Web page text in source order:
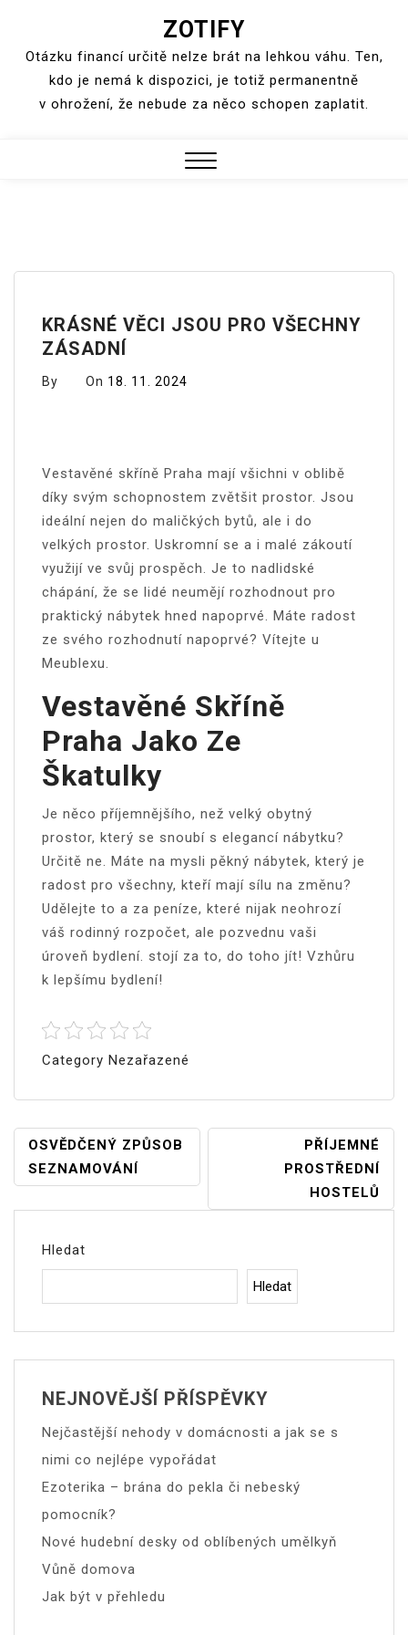
content
ZOTIFY
Otázku financí určitě nelze brát na lehkou váhu. Ten,
kdo je nemá k dispozici, je totiž permanentně
v ohrožení, že nebude za něco schopen zaplatit.
KRÁSNÉ VĚCI JSOU PRO VŠECHNY
ZÁSADNÍ
By On 18. 11. 2024
Vestavěné skříně Praha mají všichni v oblibě
díky svým schopnostem zvětšit prostor. Jsou
ideální nejen do maličkých bytů, ale i do
velkých prostor. Uskromní se a i malé zákoutí
využijí ve svůj prospěch. Je to nadlidské
chápání, že se lidé neumějí rozhodnout pro
praktický nábytek hned napoprvé. Máte radost
ze svého rozhodnutí napoprvé? Vítejte u
Meublexu.
Vestavěné Skříně
Praha Jako Ze
Škatulky
Je něco příjemnějšího, než velký obytný
prostor, který se snoubí s elegancí nábytku?
Určitě ne. Máte na mysli pěkný nábytek, který je
radost pro všechny, kteří mají sílu na změnu?
Udělejte to a za peníze, které nijak neohrozí
váš rodinný rozpočet, ale pozvednu vaši
úroveň bydlení. stojí za to, do toho jít! Vzhůru
k lepšímu bydlení!
Category Nezařazené
Navigace
Pro
Příspěvek
OSVĚDČENÝ ZPŮSOB
SEZNAMOVÁNÍ
PŘÍJEMNÉ
PROSTŘEDNÍ
HOSTELŮ
Hledat
Hledat
NEJNOVĚJŠÍ PŘÍSPĚVKY
Nejčastější nehody v domácnosti a jak se s
nimi co nejlépe vypořádat
Ezoterika – brána do pekla či nebeský
pomocník?
Nové hudební desky od oblíbených umělkyň
Vůně domova
Jak být v přehledu